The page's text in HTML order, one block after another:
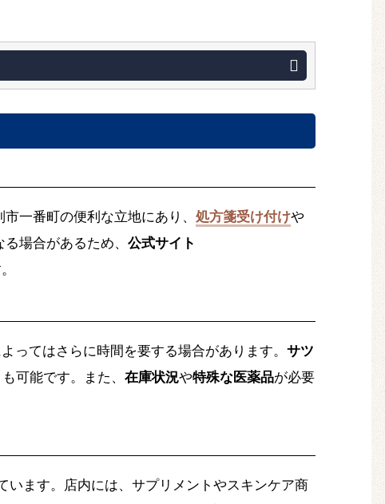
一番町の便利な立地にあり、 処方箋受け付けや
場合があるため、 公式サイト
ってはさらに時間を要する場合があります。 サツ
可能です。また、 在庫状況や特殊な医薬品が必要
います。店内には、サプリメントやスキンケア商